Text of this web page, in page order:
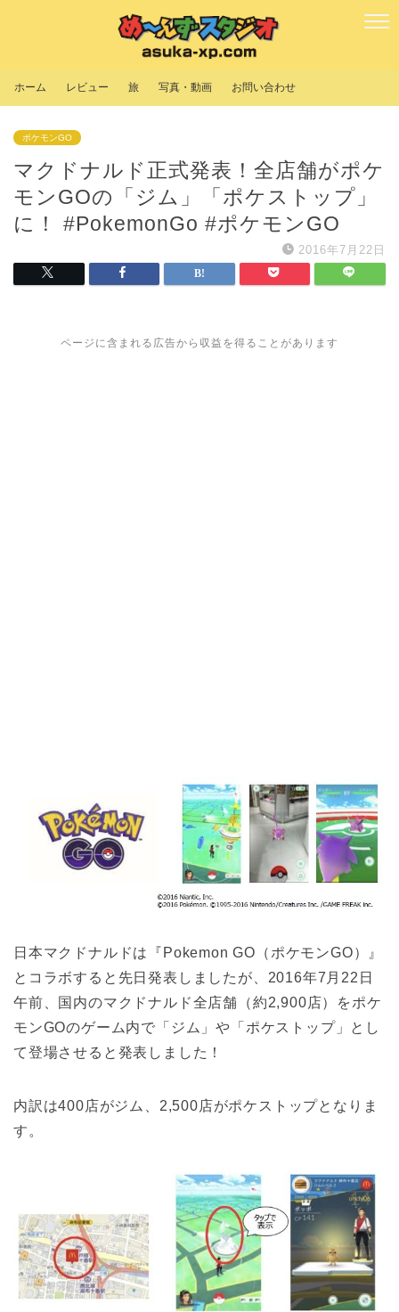
ホーム レビュー 旅 写真・動画 お問い合わせ
ポケモンGO
マクドナルド正式発表！全店舗がポケ
モンGOの「ジム」「ポケストップ」
に！ #PokemonGo #ポケモンGO
2016年7月22日
ページに含まれる広告から収益を得ることがあります
日本マクドナルドは『Pokemon GO（ポケモンGO）』
とコラボすると先日発表しましたが、2016年7月22日
午前、国内のマクドナルド全店舗（約2,900店）をポケ
モンGOのゲーム内で「ジム」や「ポケストップ」とし
て登場させると発表しました！
内訳は400店がジム、2,500店がポケストップとなりま
す。